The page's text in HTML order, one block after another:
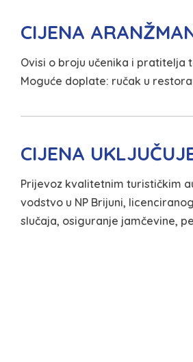
CIJENA
Ovisi o broju učenika i pratitelja
Moguće doplate: ručak u
CIJENA
Prijevoz kvalitetnim turističkim
vodstvo u NP Brijuni,
slučaja, osiguranje jamčevine,